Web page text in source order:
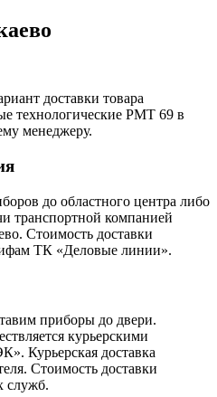
доставки товара
технологические РМТ 69 в
менеджеру.
до областного центра либо
транспортной компанией
Стоимость доставки
ТК «Деловые линии».
приборы до двери.
курьерскими
Курьерская доставка
Стоимость доставки
служб.